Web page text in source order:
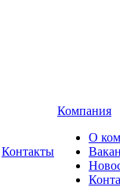
Контакты
Компания
О